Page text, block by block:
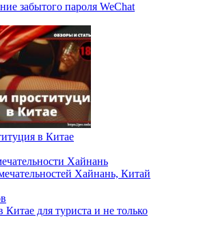
забытого пароля WeChat
в Китае
Хайнань, Китай
Китае для туриста и не только